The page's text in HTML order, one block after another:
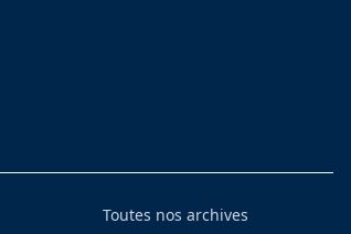
Toutes nos archives